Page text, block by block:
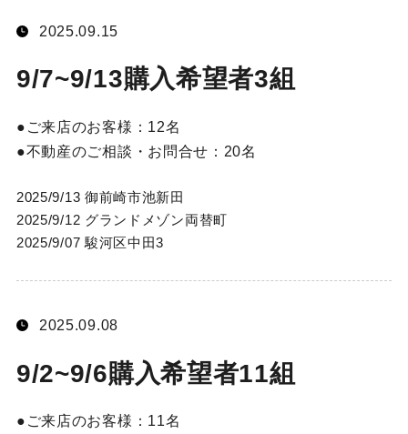
2025.09.15
9/7~9/13購入希望者3組
ご来店のお客様： 12名
不動産のご相談・お問合せ： 20名
2025/9/13 御前崎市池新田
2025/9/12 グランドメゾン両替町
2025/9/07 駿河区中田3
2025.09.08
9/2~9/6購入希望者11組
ご来店のお客様： 11名